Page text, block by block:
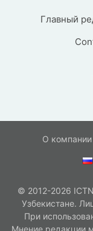
Главный
О компании
© 2012-2026
Узбекистане.
При
Мнение редакции